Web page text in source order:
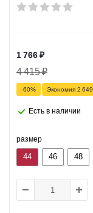
1 766₽
4 415₽
-60% Экономия 2 649
Есть в наличии
размер
44 46 48